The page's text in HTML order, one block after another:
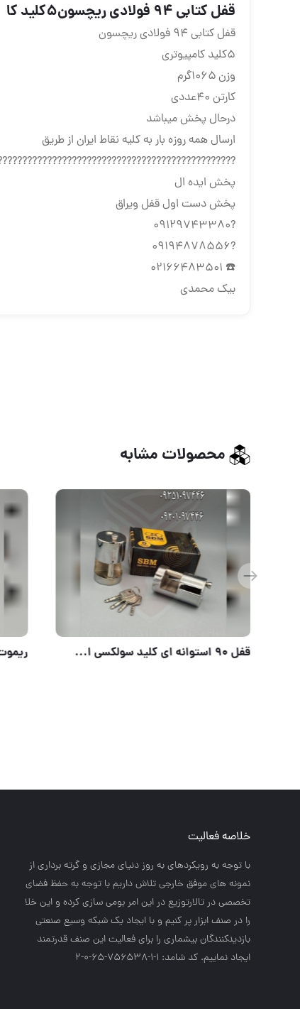
قفل كتابي ٩٤ فولادي ريچسون٥كليد كا
قفل كتابي ٩٤ فولادي ريچسون
٥كليد كامپيوتري
وزن ١٠٦٥گرم
كارتن ٤٠عددي
درحال پخش ميباشد
ارسال همه روزه بار به كليه نقاط ايران از طريق
پخش ايده ال
پخش دست اول قفل ويراق
?09129743380
?09194878556
☎️ 02166483501
بيك محمدي
محصولات مشابه
قفل آویز ضد سرقت (شاکل بلند) باسل BASSEL
خلاصه فعالیت
با توجه به رويكردهاي به روز دنياي مجازي و گرته برداري از
نمونه هاي موفق خارجي تلاش داريم با توجه به حفظ فضاي
تخصصي در تالارتوزيع در اين امر بومي سازي كرده و اين خلا
را در صنف ابزار پر كنيم و با ايجاد يك شبكه وسيع صنعتي
بازديدكنندگان بيشماري را براي فعاليت اين صنف قدرتمند
ايجاد نماييم. کد شامد: 1-1-756538-65-0-2